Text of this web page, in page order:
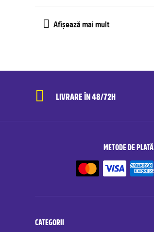
LIVRARE ÎN 48/72H
METODE DE PLATĂ
CATEGORII